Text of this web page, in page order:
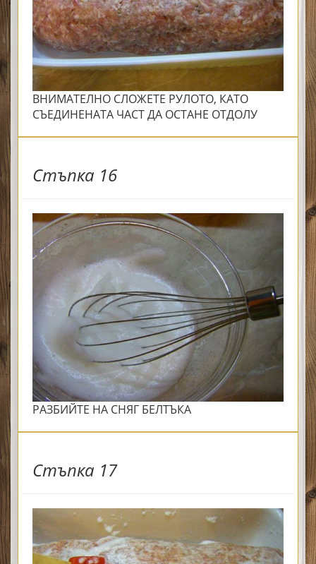
ВНИМАТЕЛНО СЛОЖЕТЕ РУЛОТО, КАТО
СЪЕДИНЕНАТА ЧАСТ ДА ОСТАНЕ ОТДОЛУ
Стъпка 16
РАЗБИЙТЕ НА СНЯГ БЕЛТЪКА
Стъпка 17